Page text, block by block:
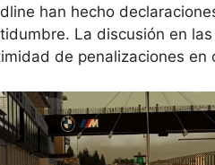
han hecho
La discusión en
de penalizaciones en